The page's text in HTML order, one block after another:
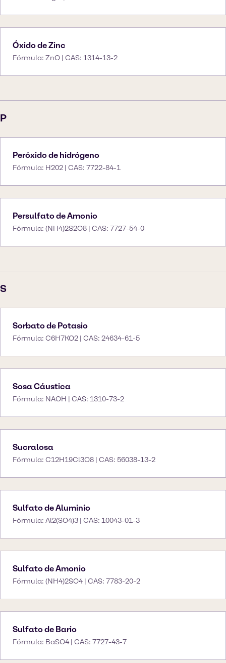
Óxido de Zinc
Fórmula: ZnO | CAS: 1314-13-2
P
Peróxido de hidrógeno
Fórmula: H202 | CAS: 7722-84-1
Persulfato de Amonio
Fórmula: (NH4)2S2O8 | CAS: 7727-54-0
S
Sorbato de Potasio
Fórmula: C6H7KO2 | CAS: 24634-61-5
Sosa Cáustica
Fórmula: NAOH | CAS: 1310-73-2
Sucralosa
Fórmula: C12H19Cl3O8 | CAS: 56038-13-2
Sulfato de Aluminio
Fórmula: Al2(SO4)3 | CAS: 10043-01-3
Sulfato de Amonio
Fórmula: (NH4)2SO4 | CAS: 7783-20-2
Sulfato de Bario
Fórmula: BaSO4 | CAS: 7727-43-7